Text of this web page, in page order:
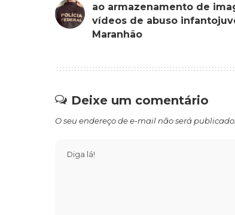
ao armazenamento de
vídeos de abuso
Maranhão
Deixe um comentário
O seu endereço de e-mail não será publicado.